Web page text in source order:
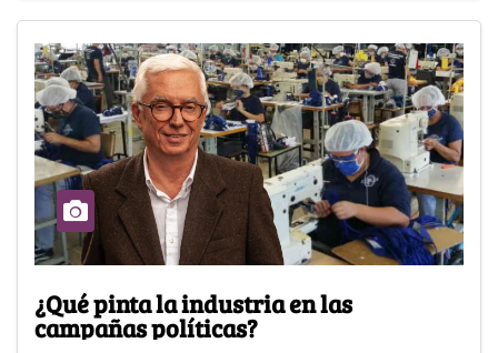
¿Qué pinta la industria en las
campañas políticas?